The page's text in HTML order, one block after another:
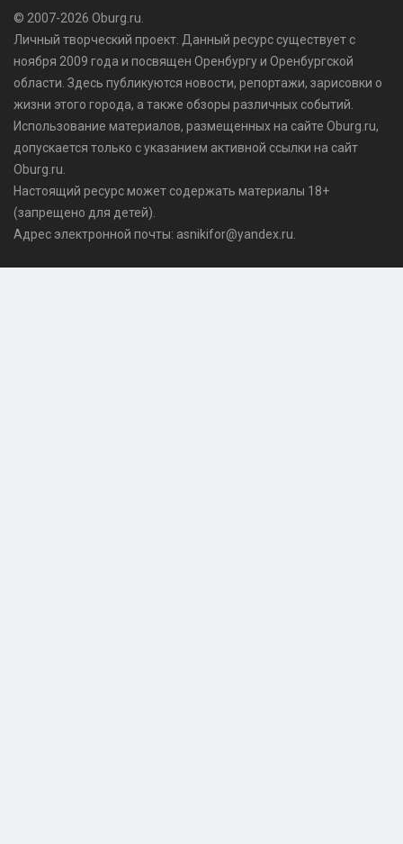
© 2007-2026 Oburg.ru.
Личный творческий проект. Данный ресурс существует с
ноября 2009 года и посвящен Оренбургу и Оренбургской
области. Здесь публикуются новости, репортажи, зарисовки о
жизни этого города, а также обзоры различных событий.
Использование материалов, размещенных на сайте Oburg.ru,
допускается только с указанием активной ссылки на сайт
Oburg.ru.
Настоящий ресурс может содержать материалы 18+
(запрещено для детей).
Адрес электронной почты: asnikifor@yandex.ru.